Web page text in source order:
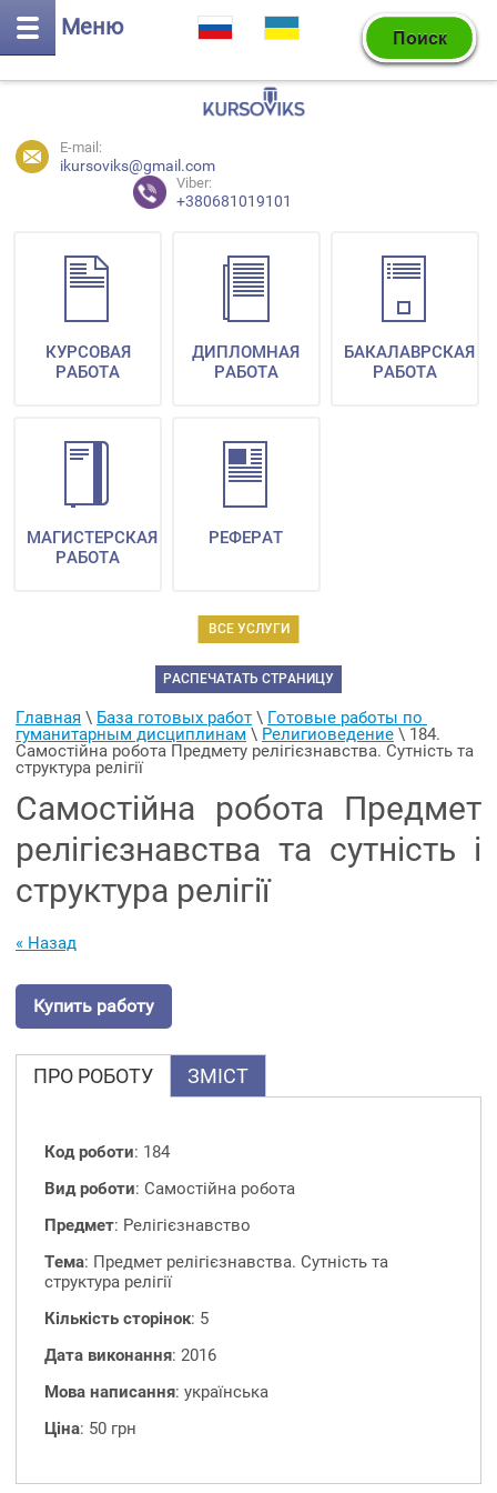
Меню
E-mail:
ikursoviks@gmail.com
Viber:
+380681019101
ВСЕ УСЛУГИ
КУРСОВАЯ
РАБОТА
ДИПЛОМНАЯ
РАБОТА
БАКАЛАВРСКАЯ
РАБОТА
МАГИСТЕРСКАЯ
РАБОТА
РЕФЕРАТ
РАСПЕЧАТАТЬ СТРАНИЦУ
Главная \ База готовых работ \ Готовые работы по
гуманитарным дисциплинам \ Религиоведение \ 184.
Самостійна робота Предмету релігієзнавства. Сутність та
структура релігії
Самостійна робота Предмет
релігієзнавства та сутність і
структура релігії
« Назад
Купить работу
ПРО РОБОТУ ЗМІСТ
Код роботи: 184
Вид роботи: Самостійна робота
Предмет: Релігієзнавство
Тема: Предмет релігієзнавства. Сутність та
структура релігії
Кількість сторінок: 5
Дата виконання: 2016
Мова написання: українська
Ціна: 50 грн